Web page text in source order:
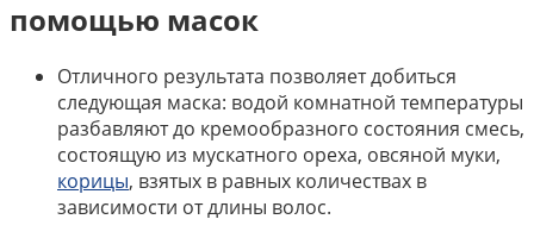
помощью масок
Отличного результата позволяет добиться
следующая маска: водой комнатной температуры
разбавляют до кремообразного состояния смесь,
состоящую из мускатного ореха, овсяной муки,
корицы, взятых в равных количествах в
зависимости от длины волос.